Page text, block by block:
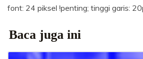
font: 24 piksel !penting; tinggi garis:
Baca juga ini